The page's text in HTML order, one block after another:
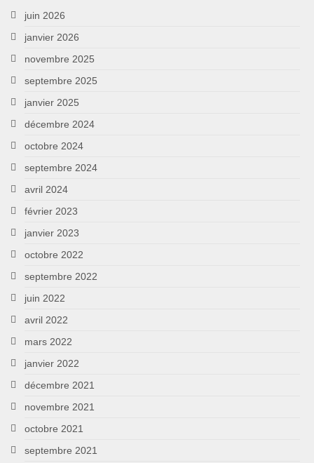
juin 2026
janvier 2026
novembre 2025
septembre 2025
janvier 2025
décembre 2024
octobre 2024
septembre 2024
avril 2024
février 2023
janvier 2023
octobre 2022
septembre 2022
juin 2022
avril 2022
mars 2022
janvier 2022
décembre 2021
novembre 2021
octobre 2021
septembre 2021